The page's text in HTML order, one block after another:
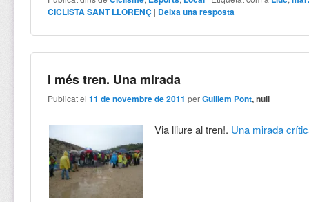
CICLISTA SANT LLORENÇ | Deixa una resposta
I més tren. Una mirada
Publicat el11 de novembre de 2011 perGuillem Pont, null
Via lliure al tren!. Una mirada